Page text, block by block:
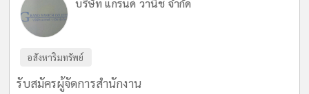
บริษัท แกรนด์ วานิช จำกัด
อสังหาริมทรัพย์
รับสมัครผู้จัดการสำนักงาน